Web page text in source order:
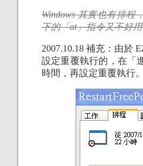
Windows 其實也有排程
下的「at」指令又不好
2007.10.18 補充：由於
設定重覆執行的，在「
時間，再設定重覆執行。